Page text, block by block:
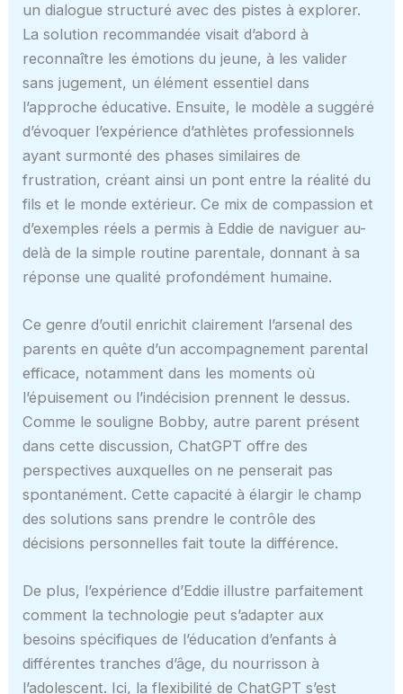
un dialogue structuré avec des pistes à explorer.
La solution recommandée visait d’abord à
reconnaître les émotions du jeune, à les valider
sans jugement, un élément essentiel dans
l’approche éducative. Ensuite, le modèle a suggéré
d’évoquer l’expérience d’athlètes professionnels
ayant surmonté des phases similaires de
frustration, créant ainsi un pont entre la réalité du
fils et le monde extérieur. Ce mix de compassion et
d’exemples réels a permis à Eddie de naviguer au-
delà de la simple routine parentale, donnant à sa
réponse une qualité profondément humaine.
Ce genre d’outil enrichit clairement l’arsenal des
parents en quête d’un accompagnement parental
efficace, notamment dans les moments où
l’épuisement ou l’indécision prennent le dessus.
Comme le souligne Bobby, autre parent présent
dans cette discussion, ChatGPT offre des
perspectives auxquelles on ne penserait pas
spontanément. Cette capacité à élargir le champ
des solutions sans prendre le contrôle des
décisions personnelles fait toute la différence.
De plus, l’expérience d’Eddie illustre parfaitement
comment la technologie peut s’adapter aux
besoins spécifiques de l’éducation d’enfants à
différentes tranches d’âge, du nourrisson à
l’adolescent. Ici, la flexibilité de ChatGPT s’est